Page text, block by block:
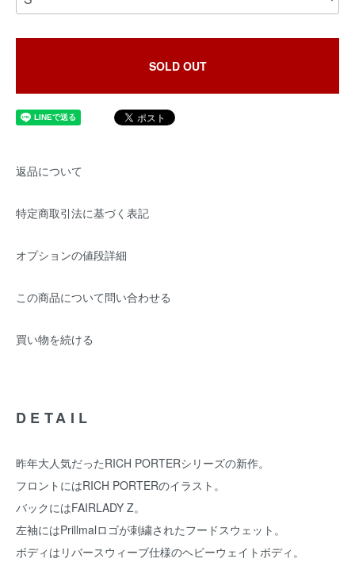
SOLD OUT
返品について
特定商取引法に基づく表記
オプションの値段詳細
この商品について問い合わせる
買い物を続ける
DETAIL
昨年大人気だったRICH PORTERシリーズの新作。
フロントにはRICH PORTERのイラスト。
バックにはFAIRLADY Z。
左袖にはPrillmalロゴが刺繍されたフードスウェット。
ボディはリバースウィーブ仕様のヘビーウェイトボディ。